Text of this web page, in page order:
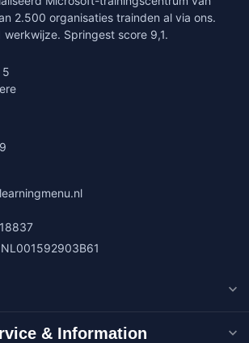
2.500 organisaties trainden al via ons.
werkwijze. Springest score 9,1.
5
NL001592903B61
& Information